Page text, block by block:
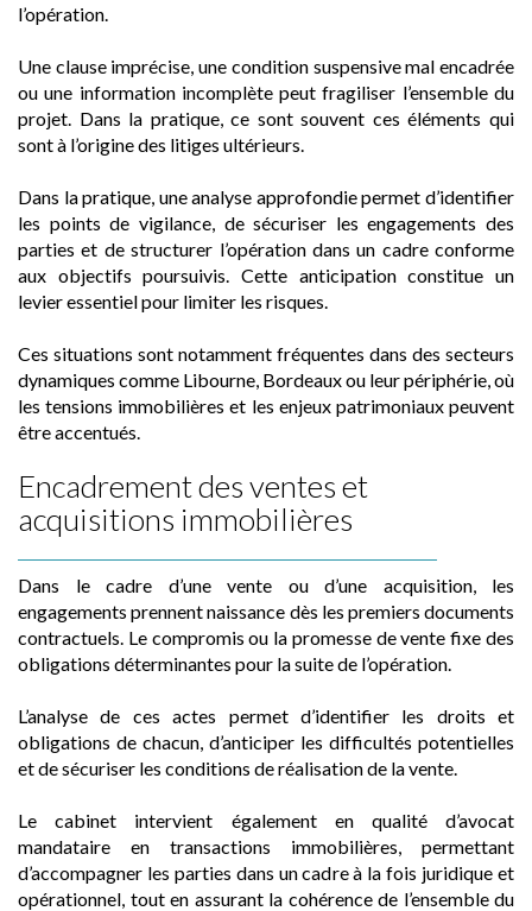
l’opération.
Une clause imprécise, une condition suspensive mal encadrée
ou une information incomplète peut fragiliser l’ensemble du
projet. Dans la pratique, ce sont souvent ces éléments qui
sont à l’origine des litiges ultérieurs.
Dans la pratique, une analyse approfondie permet d’identifier
les points de vigilance, de sécuriser les engagements des
parties et de structurer l’opération dans un cadre conforme
aux objectifs poursuivis. Cette anticipation constitue un
levier essentiel pour limiter les risques.
Ces situations sont notamment fréquentes dans des secteurs
dynamiques comme Libourne, Bordeaux ou leur périphérie, où
les tensions immobilières et les enjeux patrimoniaux peuvent
être accentués.
Encadrement des ventes et
acquisitions immobilières
Dans le cadre d’une vente ou d’une acquisition, les
engagements prennent naissance dès les premiers documents
contractuels. Le compromis ou la promesse de vente fixe des
obligations déterminantes pour la suite de l’opération.
L’analyse de ces actes permet d’identifier les droits et
obligations de chacun, d’anticiper les difficultés potentielles
et de sécuriser les conditions de réalisation de la vente.
Le cabinet intervient également en qualité d’avocat
mandataire en transactions immobilières, permettant
d’accompagner les parties dans un cadre à la fois juridique et
opérationnel, tout en assurant la cohérence de l’ensemble du